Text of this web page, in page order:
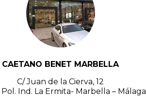
CAETANO BENET MARBELLA
C/ Juan de la Cierva, 12
Ind. La Ermita- Marbella – Málaga